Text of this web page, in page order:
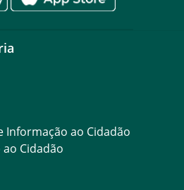
Informação ao Cidadão
ao Cidadão